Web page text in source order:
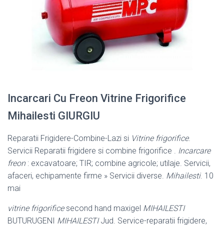
Incarcari Cu Freon Vitrine Frigorifice
Mihailesti GIURGIU
Reparatii Frigidere-Combine-Lazi si Vitrine frigorifice.
Servicii Reparatii frigidere si combine frigorifice .
Incarcare
freon: excavatoare; TIR; combine agricole; utilaje. Servicii,
afaceri, echipamente firme » Servicii diverse. Mihailesti. 10
mai
vitrine frigorificesecond hand maxigel MIHAILESTI
BUTURUGENI MIHAILESTIJud. Service-reparatii frigidere,